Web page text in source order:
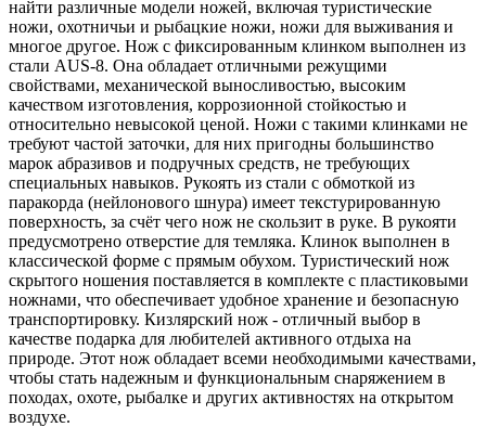
найти различные модели ножей, включая туристические
ножи, охотничьи и рыбацкие ножи, ножи для выживания и
многое другое. Нож с фиксированным клинком выполнен из
стали AUS-8. Она обладает отличными режущими
свойствами, механической выносливостью, высоким
качеством изготовления, коррозионной стойкостью и
относительно невысокой ценой. Ножи с такими клинками не
требуют частой заточки, для них пригодны большинство
марок абразивов и подручных средств, не требующих
специальных навыков. Рукоять из стали с обмоткой из
паракорда (нейлонового шнура) имеет текстурированную
поверхность, за счёт чего нож не скользит в руке. В рукояти
предусмотрено отверстие для темляка. Клинок выполнен в
классической форме с прямым обухом. Туристический нож
скрытого ношения поставляется в комплекте с пластиковыми
ножнами, что обеспечивает удобное хранение и безопасную
транспортировку. Кизлярский нож - отличный выбор в
качестве подарка для любителей активного отдыха на
природе. Этот нож обладает всеми необходимыми качествами,
чтобы стать надежным и функциональным снаряжением в
походах, охоте, рыбалке и других активностях на открытом
воздухе.